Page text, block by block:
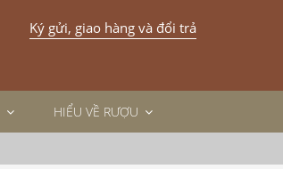
Ký gửi, giao hàng và đổi trả
HIỂU VỀ RƯỢU